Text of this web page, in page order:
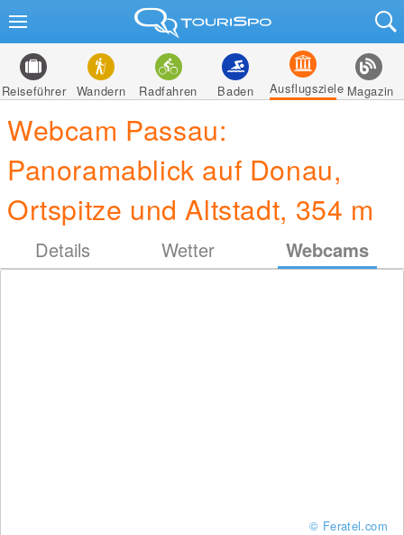
Reiseführer Wandern Radfahren Baden Ausflugsziele Magazin
Webcam Passau:
Panoramablick auf Donau,
Ortspitze und Altstadt, 354 m
Details Wetter Webcams
© Feratel.com